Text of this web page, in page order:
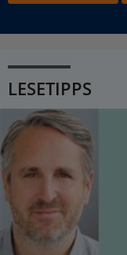
LESETIPPS